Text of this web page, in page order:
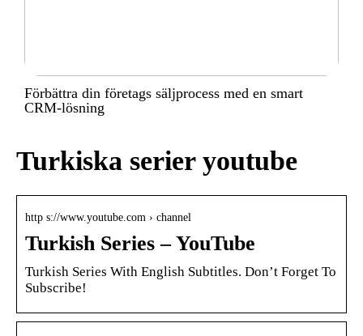
Förbättra din företags säljprocess med en smart
CRM-lösning
Turkiska serier youtube
http s://www.youtube.com › channel
Turkish Series – YouTube
Turkish Series With English Subtitles. Don’t Forget To
Subscribe!